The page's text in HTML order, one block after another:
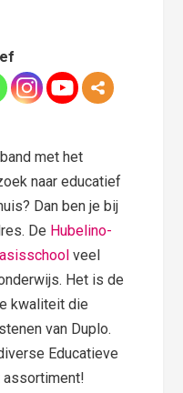
met het
naar educatief
Dan ben je bij
De Hubelino-
veel
Het is de
kwaliteit die
van Duplo.
Educatieve
assortiment!